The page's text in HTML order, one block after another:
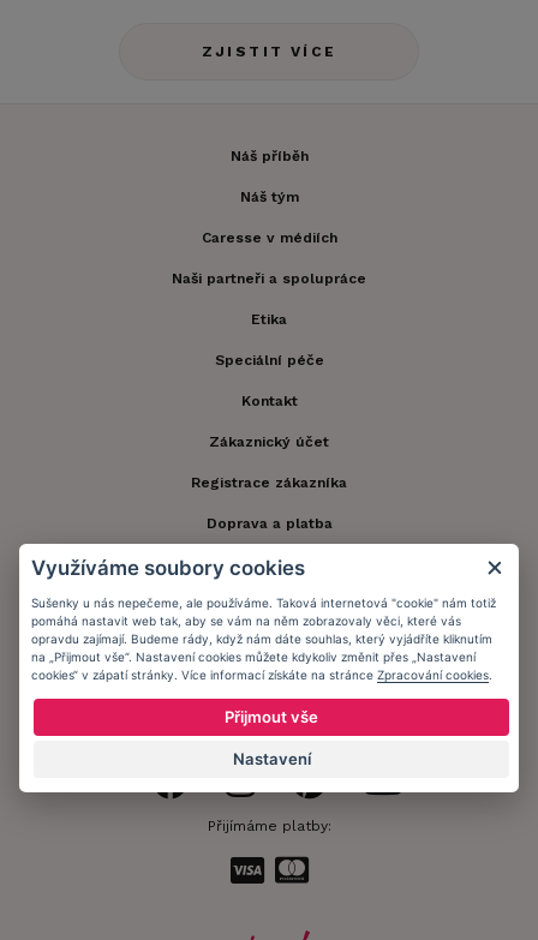
ZJISTIT VÍCE
Náš příběh
Náš tým
Caresse v médiích
Naši partneři a spolupráce
Etika
Speciální péče
Kontakt
Zákaznický účet
Registrace zákazníka
Doprava a platba
Obchodní podmínky
Ochrana osobních údajů
Informační memorandum
Zůstaňte s námi v kontaktu.
Přijímáme platby:
Využíváme soubory cookies
Sušenky u nás nepečeme, ale používáme. Taková internetová "cookie" nám totiž
pomáhá nastavit web tak, aby se vám na něm zobrazovaly věci, které vás
opravdu zajímají. Budeme rády, když nám dáte souhlas, který vyjádříte kliknutím
na „Přijmout vše“. Nastavení cookies můžete kdykoliv změnit přes „Nastavení
cookies“ v zápatí stránky. Více informací získáte na stránce Zpracování cookies
Přijmout vše
Nastavení